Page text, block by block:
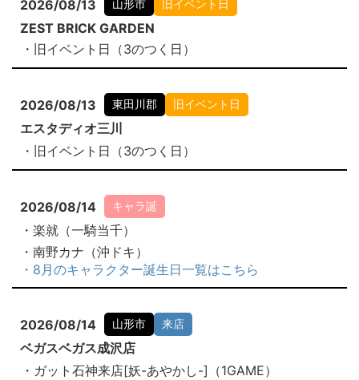
2026/08/13 山形市 旧イベント日
ZEST BRICK GARDEN
・旧イベント日（3のつく日）
2026/08/13 東田川郡 旧イベント日
エスタディオ三川
・旧イベント日（3のつく日）
2026/08/14 キャラ誕
・楽就（一騎当千）
・南野カナ（沖ドキ）
・8月のキャラクター誕生日一覧はこちら
2026/08/14 山形市 来店
ベガスベガス成沢店
・ガット石神来店[妖-あやかし-]（1GAME）